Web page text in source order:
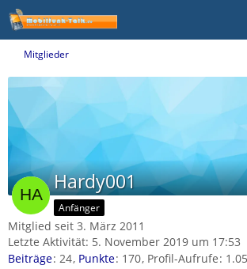
Mitglieder
Hardy001
Anfänger
Mitglied seit 3. März 2011
Letzte Aktivität: 5. November 2019 um 17:53
Beiträge 24 Punkte 170 Profil-Aufrufe